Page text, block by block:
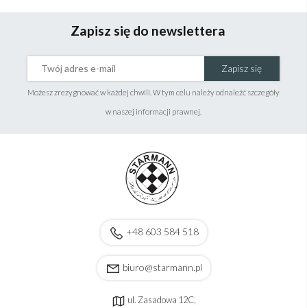
Zapisz się do newslettera
Zapisz się
Możesz zrezygnować w każdej chwili. W tym celu należy odnaleźć szczegóły
w naszej informacji prawnej.
+48 603 584 518
biuro@starmann.pl
ul. Zasadowa 12C,